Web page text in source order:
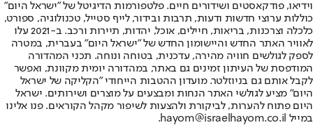
וידיאו, פודקאסטים ושידורים חיים. פלטפורמות הדיגיטל של "ישראל היום"
כוללות ערוצי חדשות ודעות, תרבות ובידור, לייף סטייל, טכנולוגיה, ספורט,
כלכלה וצרכנות, בריאות, חיילים, אוכל, יהדות, תיירות ורכב. ב-2021 עלו
לאוויר האתר החדש והיישומון החדש של "ישראל היום" בעברית, במטרה
לספק לגולשים חוויה מהירה, עדכנית, בטוחה ונוחה. תכני המהדורה
המודפסת של העיתון זמינים גם באתר, במהדורה יומית מקוונת, ואפשר
לקבל אותם גם בניוזלטר. מועדון ההטבות הייחודי "הקליקה של ישראל
היום" מציע לגולשי האתר הנחות ומבצעים על מוצרים ושירותים. ישראל
היום פתוח להערות, לביקורת ולהצעות לשיפור מקהל הקוראים. פנו אלינו
במייל hayom@israelhayom.co.il.